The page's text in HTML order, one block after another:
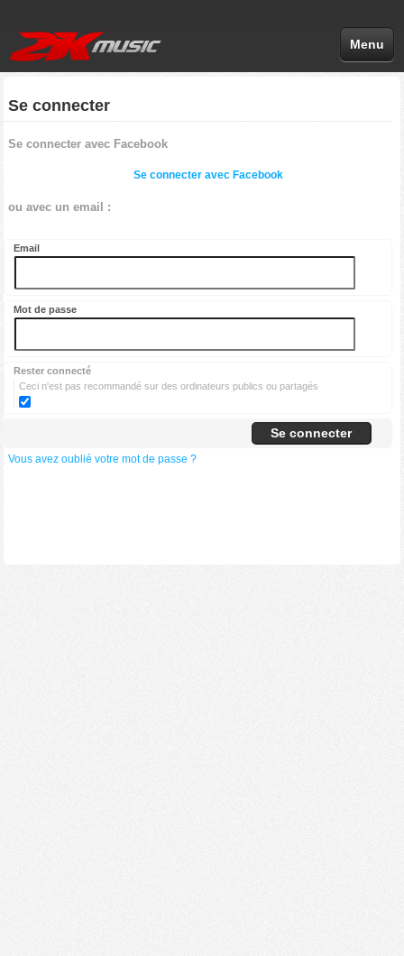
Menu
Se connecter
Se connecter avec Facebook
Se connecter avec Facebook
ou avec un email :
Email
Mot de passe
Rester connecté
Ceci n'est pas recommandé sur des ordinateurs publics ou partagés
Vous avez oublié votre mot de passe ?